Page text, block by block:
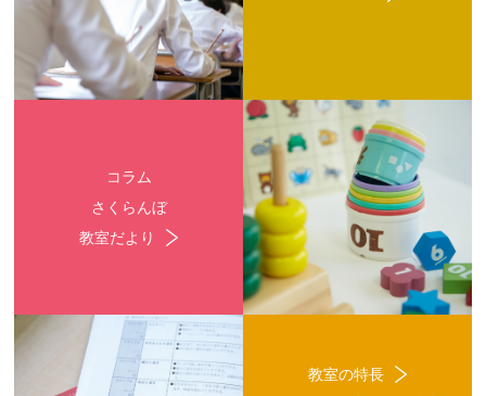
コラム
さくらんぼ
教室だより
教室の特長